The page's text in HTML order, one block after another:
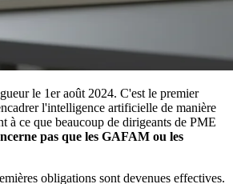
le 1er août 2024. C'est le premier
l'intelligence artificielle de manière
à ce que beaucoup de dirigeants de PME
pas que les GAFAM ou les
obligations sont devenues effectives.